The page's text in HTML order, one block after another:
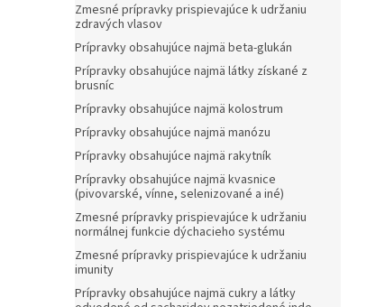
Zmesné prípravky prispievajúce k udržaniu
zdravých vlasov
Prípravky obsahujúce najmä beta-glukán
Prípravky obsahujúce najmä látky získané z
brusníc
Prípravky obsahujúce najmä kolostrum
Prípravky obsahujúce najmä manózu
Prípravky obsahujúce najmä rakytník
Prípravky obsahujúce najmä kvasnice
(pivovarské, vínne, selenizované a iné)
Zmesné prípravky prispievajúce k udržaniu
normálnej funkcie dýchacieho systému
Zmesné prípravky prispievajúce k udržaniu
imunity
Prípravky obsahujúce najmä cukry a látky